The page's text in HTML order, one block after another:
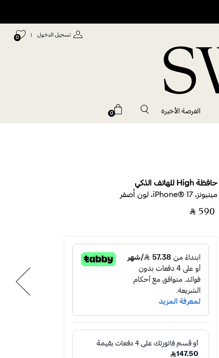
تسجيل الدخول |
0
الفرصة الأخيرة 0
حافظة High للهاتف الذكي
مينيونز، iPhone® 17، لون أصفر
‎ ⃁ ⁦590⁩ ‎